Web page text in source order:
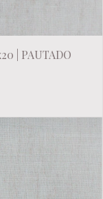
| PAUTADO